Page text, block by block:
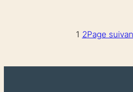
1 2Page